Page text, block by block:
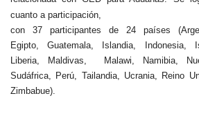
cuanto a participación,
con 37 participantes de 24 países
Egipto, Guatemala, Islandia, Indonesia,
Liberia, Maldivas, Malawi, Namibia,
Sudáfrica, Perú, Tailandia, Ucrania, Reino
Zimbabue).